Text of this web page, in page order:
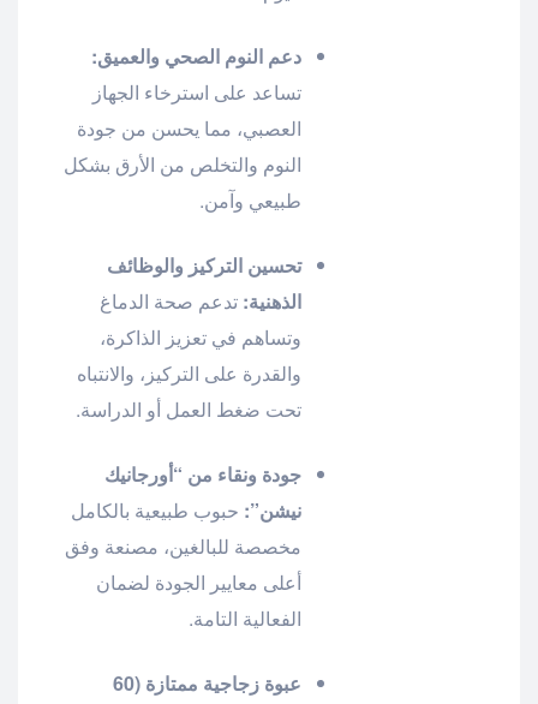
دعم النوم الصحي والعميق:
تساعد على استرخاء الجهاز
العصبي، مما يحسن من جودة
النوم والتخلص من الأرق بشكل
طبيعي وآمن.
تحسين التركيز والوظائف
الذهنية: تدعم صحة الدماغ
وتساهم في تعزيز الذاكرة،
والقدرة على التركيز، والانتباه
تحت ضغط العمل أو الدراسة.
جودة ونقاء من “أورجانيك
نيشن”: حبوب طبيعية بالكامل
مخصصة للبالغين، مصنعة وفق
أعلى معايير الجودة لضمان
الفعالية التامة.
عبوة زجاجية ممتازة (60